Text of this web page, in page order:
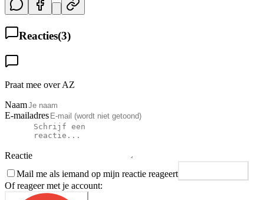
Reacties(3)
Praat mee over AZ
Naam
E-mailadres
Reactie
Mail me als iemand op mijn reactie reageert
Of reageer met je account: